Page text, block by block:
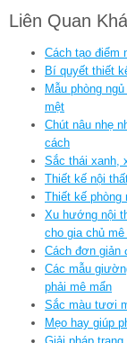
Liên Quan
Cách tạo điểm
Bí quyết thiết
Mẫu phòng
mệt
Chút nâu nhẹ
cách
Sắc thái xanh,
Thiết kế nội
Thiết kế phòng
Xu hướng nội
cho gia chủ mê
Cách đơn giản
Các mẫu
phải mê mẩn
Sắc màu tươi
Mẹo hay giúp
Giải pháp